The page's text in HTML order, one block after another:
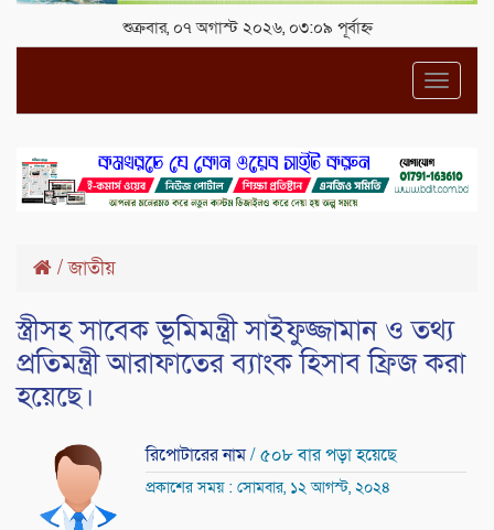
শুক্রবার, ০৭ অগাস্ট ২০২৬, ০৩:০৯ পূর্বাহ্ন
/জাতীয়
স্ত্রীসহ সাবেক ভূমিমন্ত্রী সাইফুজ্জামান ও তথ্য
প্রতিমন্ত্রী আরাফাতের ব্যাংক হিসাব ফ্রিজ করা
হয়েছে।
রিপোটারের নাম/ ৫০৮ বার পড়া হয়েছে
প্রকাশের সময় : সোমবার, ১২ আগস্ট, ২০২৪